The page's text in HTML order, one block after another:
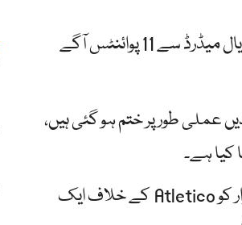
Xavi Hernandez کی بارسلونا سات میچوں کے ساتھ دوسرے نمبر پر موجود ریال میڈرڈ سے 11 پوائنٹس آگے
عملی طور پر ختم ہو گئی ہیں،
کیا ہے۔
Xavi کی ٹیم نے اپنے آخری چار لیگ میچوں میں سے صرف ایک جیتا ہے — اتوار کو Atletico کے خلاف ایک